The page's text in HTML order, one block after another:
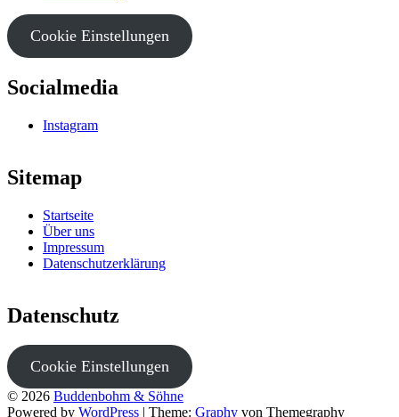
Cookie Einstellungen
Socialmedia
Instagram
Sitemap
Startseite
Über uns
Impressum
Datenschutzerklärung
Datenschutz
Cookie Einstellungen
© 2026 Buddenbohm & Söhne
Powered by WordPress | Theme: Graphy von Themegraphy